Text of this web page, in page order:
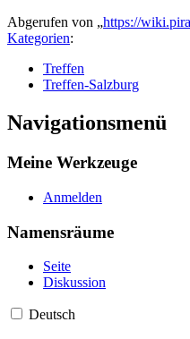
Abgerufen von „https://
Kategorien:
Treffen
Treffen-Salzburg
Navigationsmenü
Meine Werkzeuge
Anmelden
Namensräume
Seite
Diskussion
Deutsch